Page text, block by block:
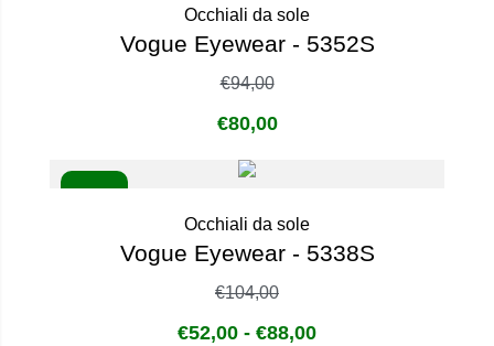
Occhiali da sole
Vogue Eyewear - 5352S
€94,00
€80,00
Occhiali da sole
Vogue Eyewear - 5338S
€104,00
€52,00 - €88,00